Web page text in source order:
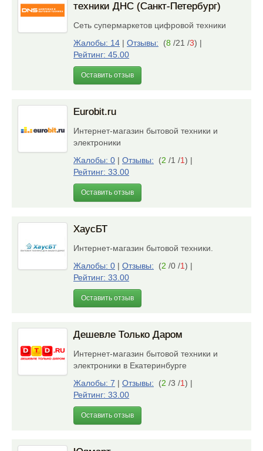
техники ДНС (Санкт-Петербург)
Сеть супермаркетов цифровой техники
Жалобы: 14 | Отзывы: (8 /21 /3) |
Рейтинг: 45.00
Оставить отзыв
Eurobit.ru
Интернет-магазин бытовой техники и
электроники
Жалобы: 0 | Отзывы: (2 /1 /1) |
Рейтинг: 33.00
Оставить отзыв
ХаусБТ
Интернет-магазин бытовой техники.
Жалобы: 0 | Отзывы: (2 /0 /1) |
Рейтинг: 33.00
Оставить отзыв
Дешевле Только Даром
Интернет-магазин бытовой техники и
электроники в Екатеринбурге
Жалобы: 7 | Отзывы: (2 /3 /1) |
Рейтинг: 33.00
Оставить отзыв